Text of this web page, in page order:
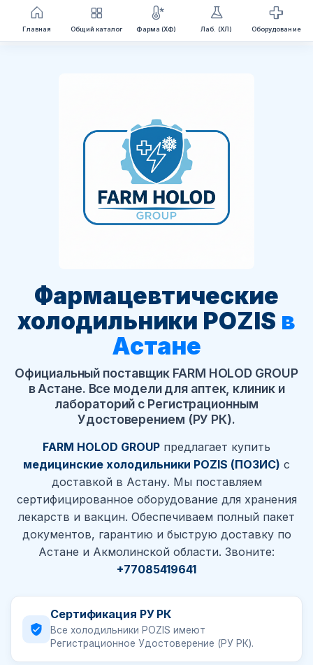
Перейти
Главная Общий каталог Фарма (ХФ) Лаб. (ХЛ) Оборудование
Фармацевтические
холодильники POZIS в
Астане
Официальный поставщик FARM HOLOD GROUP
в Астане. Все модели для аптек, клиник и
лабораторий с Регистрационным
Удостоверением (РУ РК).
FARM HOLOD GROUP предлагает купить
медицинские холодильники POZIS (ПОЗИС) с
доставкой в Астану. Мы поставляем
сертифицированное оборудование для хранения
лекарств и вакцин. Обеспечиваем полный пакет
документов, гарантию и быструю доставку по
Астане и Акмолинской области. Звоните:
+77085419641
Сертификация РУ РК
Все холодильники POZIS имеют
Регистрационное Удостоверение (РУ РК).